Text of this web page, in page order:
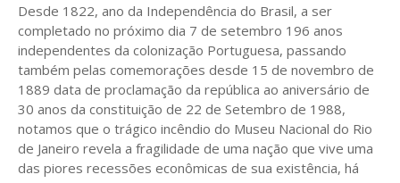
Desde 1822, ano da Independência do Brasil, a ser
completado no próximo dia 7 de setembro 196 anos
independentes da colonização Portuguesa, passando
também pelas comemorações desde 15 de novembro de
1889 data de proclamação da república ao aniversário de
30 anos da constituição de 22 de Setembro de 1988,
notamos que o trágico incêndio do Museu Nacional do Rio
de Janeiro revela a fragilidade de uma nação que vive uma
das piores recessões econômicas de sua existência, há